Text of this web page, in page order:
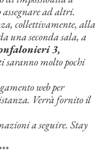
assegnare ad altri.
collettivamente, alla
una seconda sala, a
3,
saranno molto pochi
web per
Verrà fornito il
a seguire. Stay